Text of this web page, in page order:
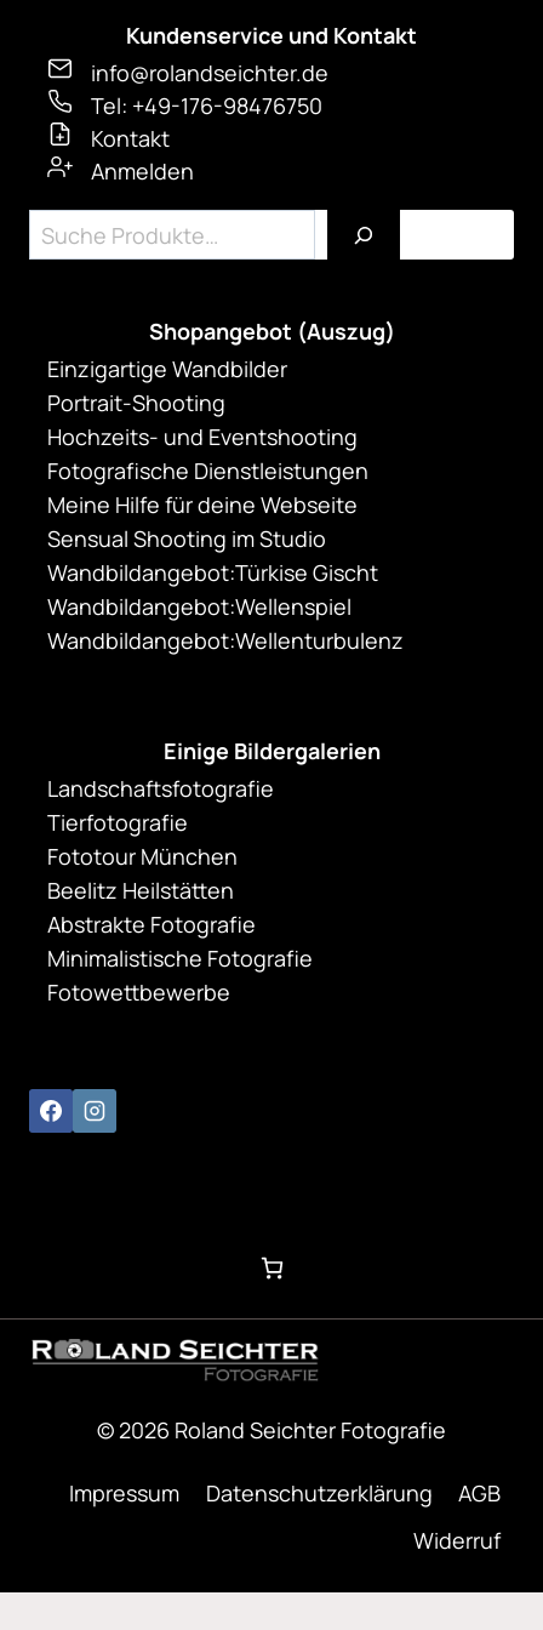
Kundenservice und Kontakt
info@rolandseichter.de
Tel: +49-176-98476750
Kontakt
Anmelden
Suchen
Shopangebot (Auszug)
Einzigartige Wandbilder
Portrait-Shooting
Hochzeits- und Eventshooting
Fotografische Dienstleistungen
Meine Hilfe für deine Webseite
Sensual Shooting im Studio
Wandbildangebot:Türkise Gischt
Wandbildangebot:Wellenspiel
Wandbildangebot:Wellenturbulenz
Einige Bildergalerien
Landschaftsfotografie
Tierfotografie
Fototour München
Beelitz Heilstätten
Abstrakte Fotografie
Minimalistische Fotografie
Fotowettbewerbe
© 2026 Roland Seichter Fotografie
Impressum Datenschutzerklärung
AGB
Widerruf